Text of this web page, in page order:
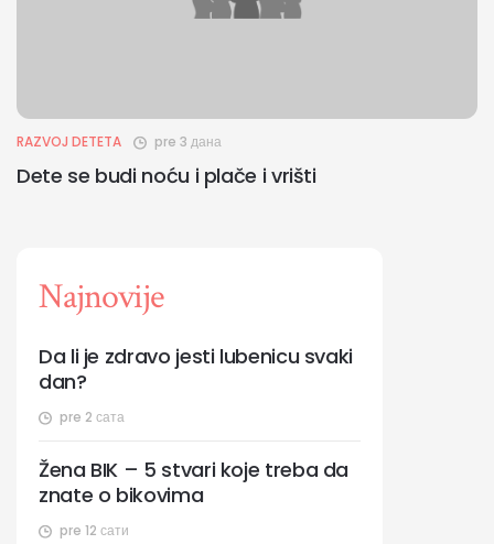
RAZVOJ DETETA pre 3 дана
Dete se budi noću i plače i vrišti
Najnovije
pre 2 сата
Da li je zdravo jesti lubenicu svaki
dan?
pre 12 сати
Žena BIK – 5 stvari koje treba da
znate o bikovima